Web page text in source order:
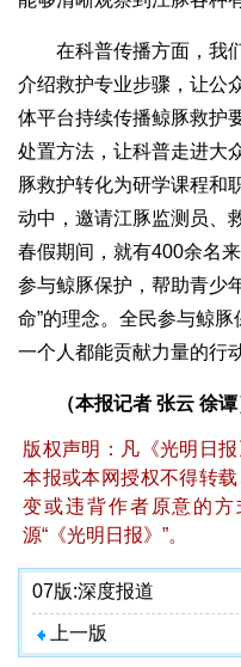
在科普传播方面，我们
介绍救护专业步骤，让公
体平台持续传播鲸豚救护
处置方法，让科普走进大
豚救护转化为研学课程和
动中，邀请江豚监测员、
春假期间，就有400余名
参与鲸豚保护，帮助青少
命”的理念。全民参与鲸
一个人都能贡献力量的行动
（本报记者 张云 徐谭
版权声明：凡《光明日
本报或本网授权不得转
变或违背作者原意的
源“《光明日报》”。
07版:深度报道
上一版